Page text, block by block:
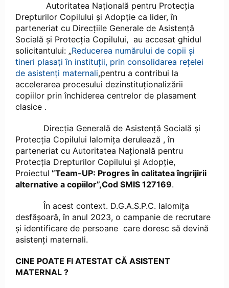
Autoritatea Națională pentru Protecția
Drepturilor Copilului și Adopție ca lider, în
parteneriat cu Direcțiile Generale de Asistență
Socială și Protecția Copilului, au accesat ghidul
solicitantului: „Reducerea numărului de copii și
tineri plasați în instituții, prin consolidarea rețelei
de asistenți maternali,pentru a contribui la
accelerarea procesului dezinstituționalizării
copiilor prin închiderea centrelor de plasament
clasice .
Direcţia Generală de Asistenţă Socială şi
Protecţia Copilului Ialomiţa derulează , în
parteneriat cu Autoritatea Națională pentru
Protecția Drepturilor Copilului și Adopție,
Proiectul ”Team-UP: Progres în calitatea îngrijirii
alternative a copiilor”,Cod SMIS 127169.
În acest context. D.G.A.S.P.C. Ialomița
desfășoară, în anul 2023, o campanie de recrutare
și identificare de persoane care doresc să devină
asistenți maternali.
CINE POATE FI ATESTAT CĂ ASISTENT
MATERNAL ?